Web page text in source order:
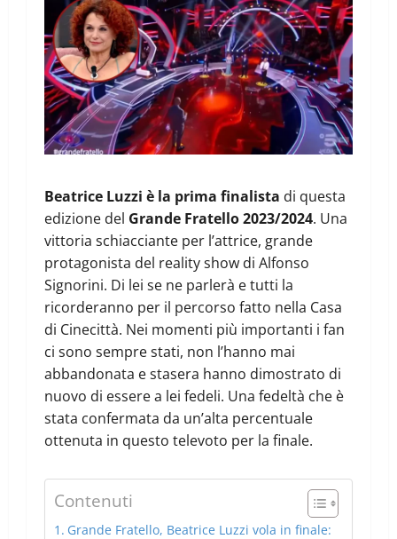
Beatrice Luzzi è la prima finalista di questa
edizione del Grande Fratello 2023/2024. Una
vittoria schiacciante per l’attrice, grande
protagonista del reality show di Alfonso
Signorini. Di lei se ne parlerà e tutti la
ricorderanno per il percorso fatto nella Casa
di Cinecittà. Nei momenti più importanti i fan
ci sono sempre stati, non l’hanno mai
abbandonata e stasera hanno dimostrato di
nuovo di essere a lei fedeli. Una fedeltà che è
stata confermata da un’alta percentuale
ottenuta in questo televoto per la finale.
Contenuti
Grande Fratello, Beatrice Luzzi vola in finale: